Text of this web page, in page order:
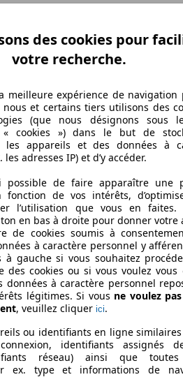
96 kW (130 PS)
-
191 km/h
220 nm
1395 ccm
Essence
des cookies pour
votre recherche.
meilleure expérience de navigation
et certains tiers utilisons des
(que nous désignons sous
cookies ») dans le but de
les appareils et des données à
adresses IP) et d’y accéder.
de faire apparaître une
fonction de vos intérêts,
l’utilisation que vous en faites.
en bas à droite pour donner votre
de cookies soumis à
à caractère personnel y
à gauche si vous souhaitez
des cookies ou si vous voulez vous
données à caractère personnel
légitimes. Si vous ne voulez
, veuillez cliquer ici.
ou identifiants en ligne
identifiants assignés
réseau) ainsi que
ex. type et informations de